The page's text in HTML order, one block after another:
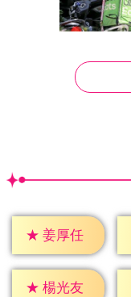
★ 姜厚任
★ 楊光友